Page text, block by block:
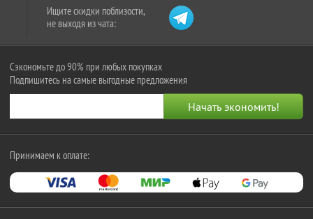
Ищите скидки поблизости,
не выходя из чата:
Сэкономьте до 90% при любых покупках
Подпишитесь на самые выгодные предложения
Принимаем к оплате: